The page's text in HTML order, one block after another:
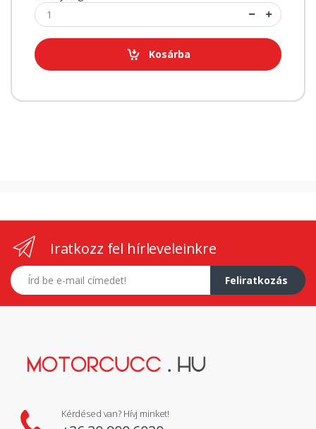
Kosárba
Iratkozz fel hírleveleinkre
E-mail címed
Feliratkozás
Kérdésed van? Hívj minket!